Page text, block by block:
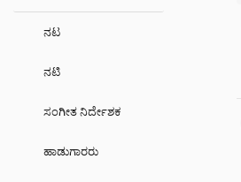
ನಟ
ನಟಿ
ಸಂಗೀತ ನಿರ್ದೇಶಕ
ಹಾಡುಗಾರರು